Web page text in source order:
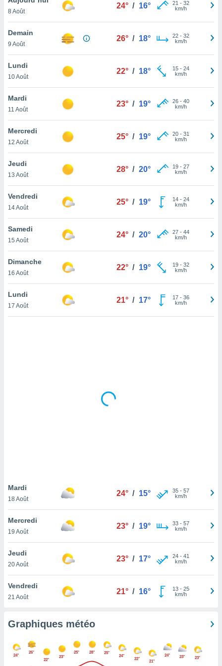
et
»,
au
vous
qu'ils
ou
le
ainsi
un
la
du
en
de
pas
de
à
cas,
que
sur le
ne
8 Août
24° / 16° 21 - 32
km/h
Demain
9 Août
26° / 18° 22- 32
km/h
Lundi
10 Août
22° / 18° 15- 24
km/h
Mardi
11 Août
23° / 19° 26- 40
km/h
Mercredi
12 Août
25° / 19° 20- 31
km/h
Jeudi
13 Août
28° / 20° 19- 27
km/h
Vendredi
14 Août
25° / 19° 14- 24
km/h
Samedi
15 Août
24° / 20° 27- 44
km/h
Dimanche
16 Août
22° / 19° 19- 32
km/h
Lundi
17 Août
21° / 17° 17- 36
km/h
Mardi
18 Août
24° / 15° 35- 57
km/h
Mercredi
19 Août
23° / 19° 33- 57
km/h
Jeudi
20 Août
23° / 17° 24- 41
km/h
Vendredi
21 Août
21° / 16° 13- 25
km/h
Graphiques météo
24°
26°
22°
23°
25° 28° 25°
24°
22°
21°
24° 23° 23°